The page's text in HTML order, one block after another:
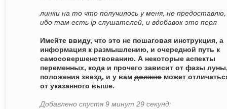
линки на то что получилось у меня, не предоставлю,
ибо там есть ip слушателей, и вдобавок это перл
Имейте ввиду, что это не пошаговая инструкция, а
информация к размышлению, и очередной путь к
самосовершенствованию. А некоторые аспекты
переменных, кода и прочего зависит от фазы
положения звезд, и у вам должно может
от указанного выше.
Добавлено спустя 9 минут 29 секунд: